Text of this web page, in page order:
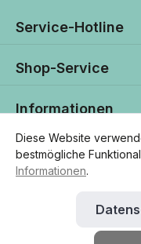
Service-Hotline
Shop-Service
Informationen
Newsletter
ggf.
Diese Website
bestmögliche
Informationen.